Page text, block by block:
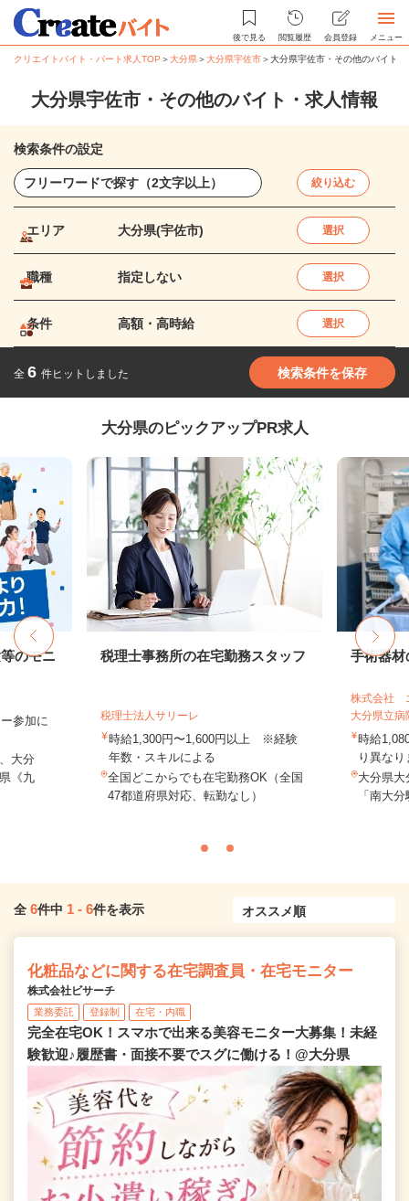
後で見る 閲覧履歴 会員登録 メニュー
クリエイトバイト・パート求人TOP ＞大分県＞大分県宇佐市＞大分県宇佐市・その他のバイト
大分県宇佐市・その他のバイト・求人情報
検索条件の設定
絞り込む
エリア 大分県(宇佐市) 選択
職種 指定しない 選択
条件 高額・高時給 選択
全 6 件ヒットしました 検索条件を保存
大分県のピックアップPR求人
のモニ
参加に
大分
《九
税理士事務所の在宅勤務スタッフ
税理士法人サリーレ
時給1,300円〜1,600円以上 ※経験
年数・スキルによる
全国どこからでも在宅勤務OK（全国
47都道府県対応、転勤なし）
手術器材
株式会社
大分県立病
時給
り異な
大分県大
「南大
全 6件中 1 - 6件を表示
化粧品などに関する在宅調査員・在宅モニター
株式会社ビサーチ
業務委託 登録制 在宅・内職
完全在宅OK！スマホで出来る美容モニター大募集！未経
験歓迎♪履歴書・面接不要でスグに働ける！@大分県